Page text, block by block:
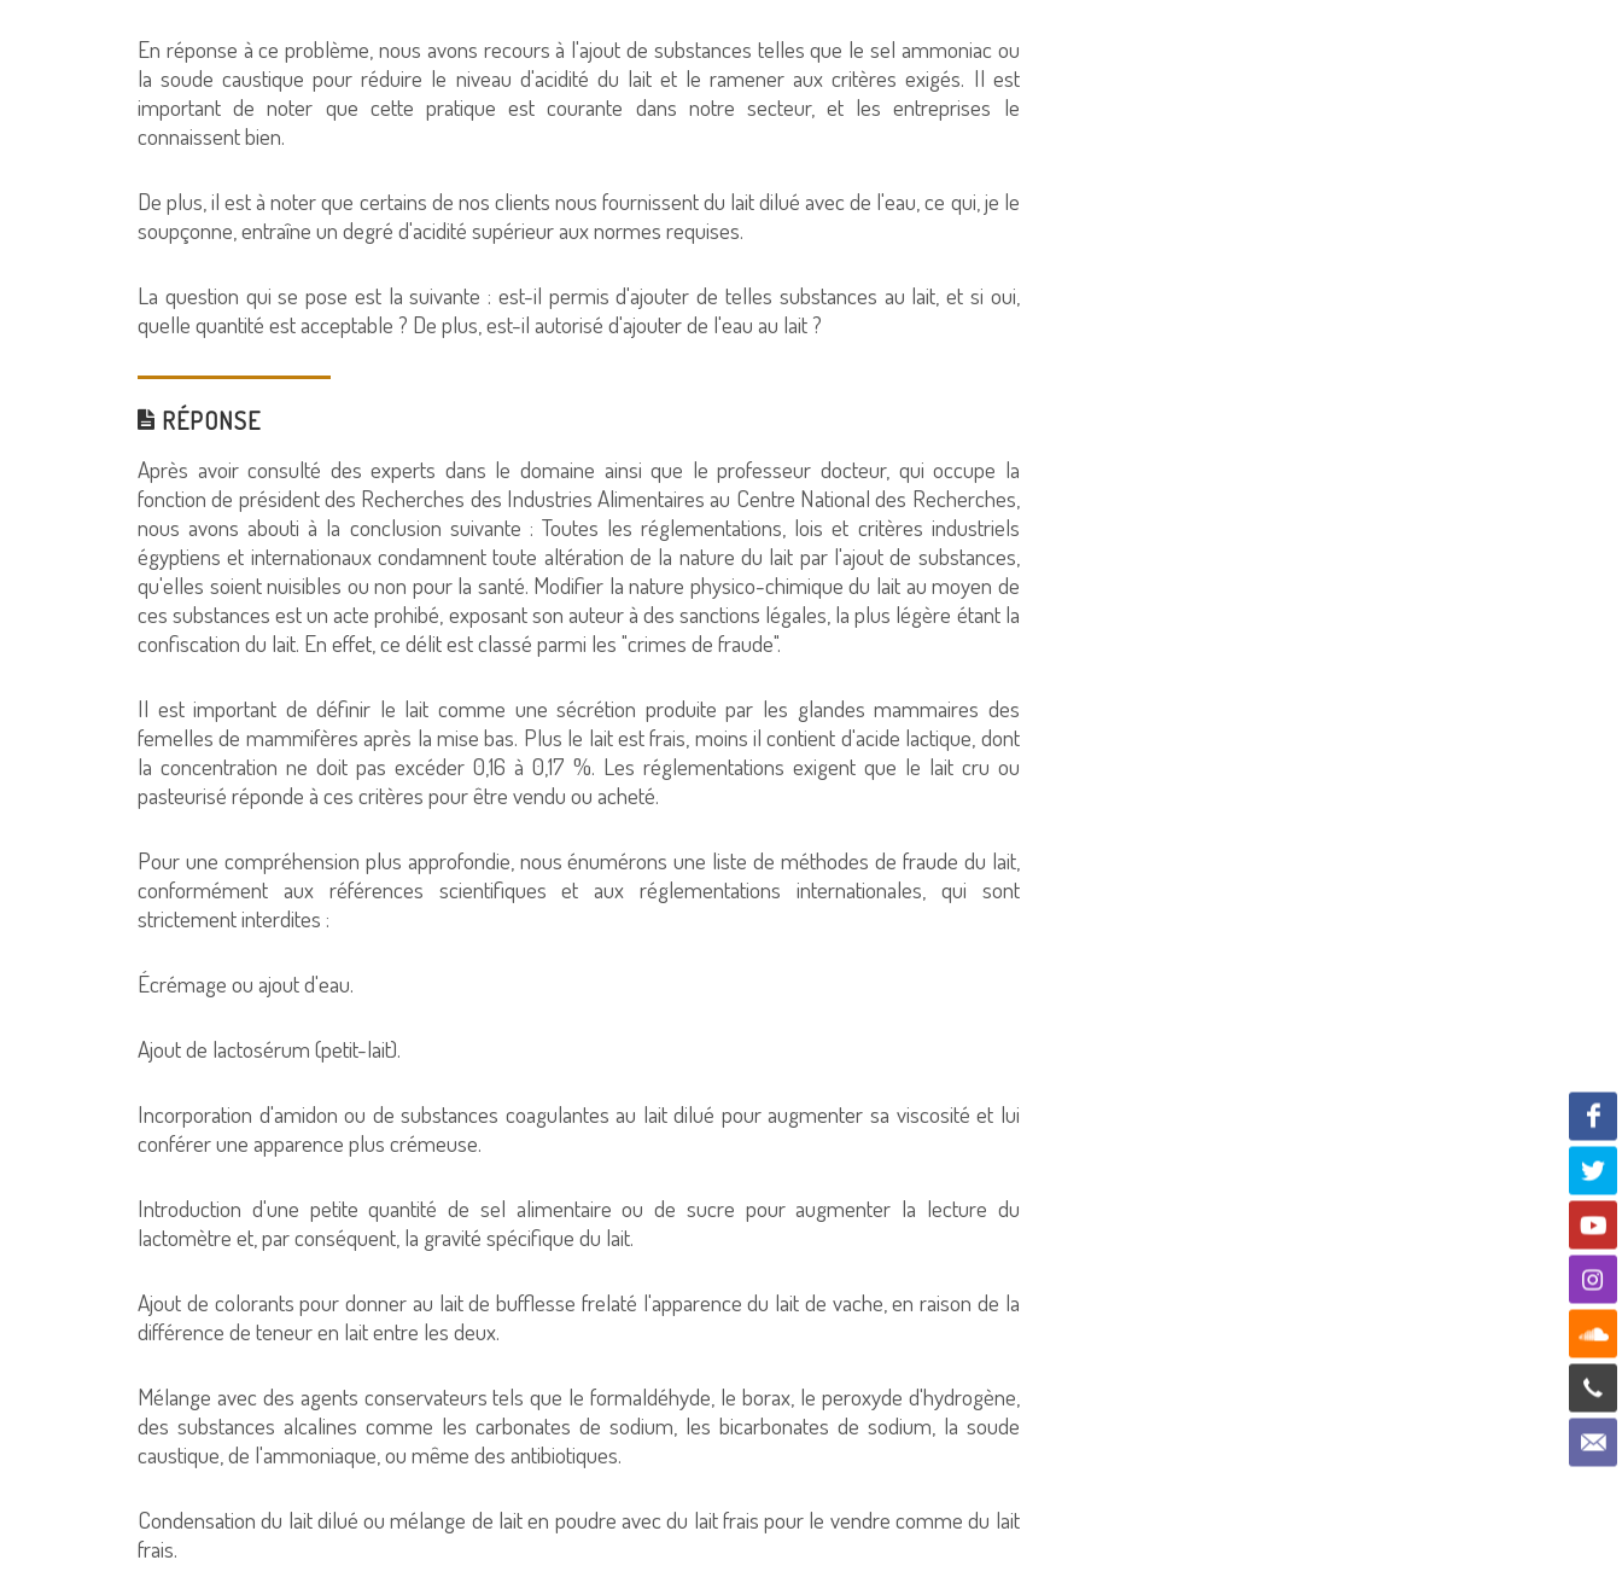
En réponse à ce problème, nous avons recours à l'ajout de substances telles que le sel ammoniac ou
la soude caustique pour réduire le niveau d'acidité du lait et le ramener aux critères exigés. Il est
important de noter que cette pratique est courante dans notre secteur, et les entreprises le
connaissent bien.
De plus, il est à noter que certains de nos clients nous fournissent du lait dilué avec de l'eau, ce qui, je le
soupçonne, entraîne un degré d'acidité supérieur aux normes requises.
La question qui se pose est la suivante : est-il permis d'ajouter de telles substances au lait, et si oui,
quelle quantité est acceptable ? De plus, est-il autorisé d'ajouter de l'eau au lait ?
RÉPONSE
Après avoir consulté des experts dans le domaine ainsi que le professeur docteur, qui occupe la
fonction de président des Recherches des Industries Alimentaires au Centre National des Recherches,
nous avons abouti à la conclusion suivante : Toutes les réglementations, lois et critères industriels
égyptiens et internationaux condamnent toute altération de la nature du lait par l'ajout de substances,
qu'elles soient nuisibles ou non pour la santé. Modifier la nature physico-chimique du lait au moyen de
ces substances est un acte prohibé, exposant son auteur à des sanctions légales, la plus légère étant la
confiscation du lait. En effet, ce délit est classé parmi les "crimes de fraude".
Il est important de définir le lait comme une sécrétion produite par les glandes mammaires des
femelles de mammifères après la mise bas. Plus le lait est frais, moins il contient d'acide lactique, dont
la concentration ne doit pas excéder 0,16 à 0,17 %. Les réglementations exigent que le lait cru ou
pasteurisé réponde à ces critères pour être vendu ou acheté.
Pour une compréhension plus approfondie, nous énumérons une liste de méthodes de fraude du lait,
conformément aux références scientifiques et aux réglementations internationales, qui sont
strictement interdites :
Écrémage ou ajout d'eau.
Ajout de lactosérum (petit-lait).
Incorporation d'amidon ou de substances coagulantes au lait dilué pour augmenter sa viscosité et lui
conférer une apparence plus crémeuse.
Introduction d'une petite quantité de sel alimentaire ou de sucre pour augmenter la lecture du
lactomètre et, par conséquent, la gravité spécifique du lait.
Ajout de colorants pour donner au lait de bufflesse frelaté l'apparence du lait de vache, en raison de la
différence de teneur en lait entre les deux.
Mélange avec des agents conservateurs tels que le formaldéhyde, le borax, le peroxyde d'hydrogène,
des substances alcalines comme les carbonates de sodium, les bicarbonates de sodium, la soude
caustique, de l'ammoniaque, ou même des antibiotiques.
Condensation du lait dilué ou mélange de lait en poudre avec du lait frais pour le vendre comme du lait
frais.